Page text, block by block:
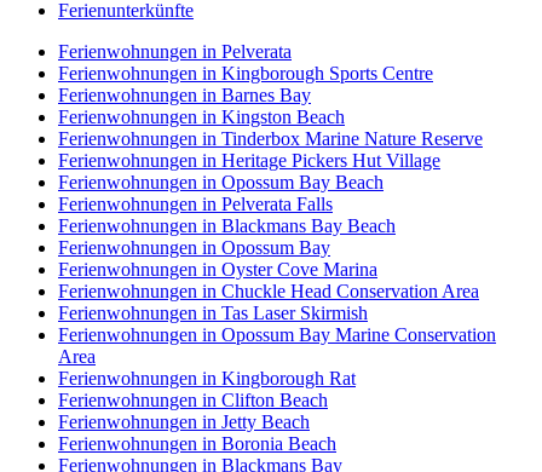
Ferienunterkünfte
Ferienwohnungen in Pelverata
Ferienwohnungen in Kingborough Sports Centre
Ferienwohnungen in Barnes Bay
Ferienwohnungen in Kingston Beach
Ferienwohnungen in Tinderbox Marine Nature Reserve
Ferienwohnungen in Heritage Pickers Hut Village
Ferienwohnungen in Opossum Bay Beach
Ferienwohnungen in Pelverata Falls
Ferienwohnungen in Blackmans Bay Beach
Ferienwohnungen in Opossum Bay
Ferienwohnungen in Oyster Cove Marina
Ferienwohnungen in Chuckle Head Conservation Area
Ferienwohnungen in Tas Laser Skirmish
Ferienwohnungen in Opossum Bay Marine Conservation
Area
Ferienwohnungen in Kingborough Rat
Ferienwohnungen in Clifton Beach
Ferienwohnungen in Jetty Beach
Ferienwohnungen in Boronia Beach
Ferienwohnungen in Blackmans Bay